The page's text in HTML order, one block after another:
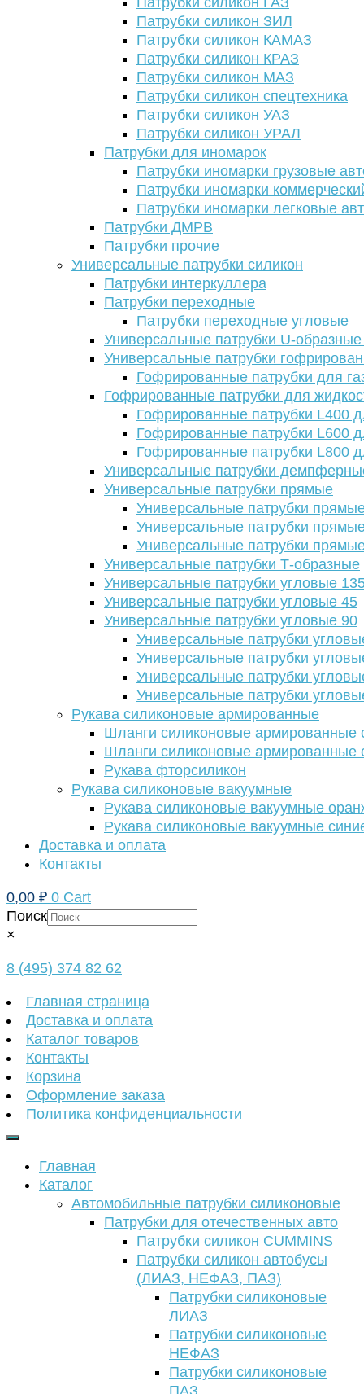
Патрубки силикон ЗИЛ
Патрубки силикон КАМАЗ
Патрубки силикон КРАЗ
Патрубки силикон МАЗ
Патрубки силикон спецтехника
Патрубки силикон УАЗ
Патрубки силикон УРАЛ
Патрубки для иномарок
Патрубки иномарки грузовые
Патрубки иномарки
Патрубки иномарки легковые
Патрубки ДМРВ
Патрубки прочие
Универсальные патрубки силикон
Патрубки интеркуллера
Патрубки переходные
Патрубки переходные угловые
Универсальные патрубки U-
Универсальные патрубки
Гофрированные патрубки для
Гофрированные патрубки для
Гофрированные патрубки L400
Гофрированные патрубки L600
Гофрированные патрубки L800
Универсальные патрубки
Универсальные патрубки прямые
Универсальные патрубки
Универсальные патрубки
Универсальные патрубки
Универсальные патрубки Т-образные
Универсальные патрубки угловые
Универсальные патрубки угловые 45
Универсальные патрубки угловые 90
Универсальные патрубки
Универсальные патрубки
Универсальные патрубки
Универсальные патрубки
Рукава силиконовые армированные
Шланги силиконовые армированные
Шланги силиконовые армированные
Рукава фторсиликон
Рукава силиконовые вакуумные
Рукава силиконовые вакуумные
Рукава силиконовые вакуумные
Доставка и оплата
Контакты
0,00 ₽ 0 Cart
Поиск
×
8 (495) 374 82 62
Главная страница
Доставка и оплата
Каталог товаров
Контакты
Корзина
Оформление заказа
Политика конфиденциальности
Главная
Каталог
Автомобильные патрубки силиконовые
Патрубки для отечественных авто
Патрубки силикон CUMMINS
Патрубки силикон автобусы
(ЛИАЗ, НЕФАЗ, ПАЗ)
Патрубки силиконовые
ЛИАЗ
Патрубки силиконовые
НЕФАЗ
Патрубки силиконовые
ПАЗ